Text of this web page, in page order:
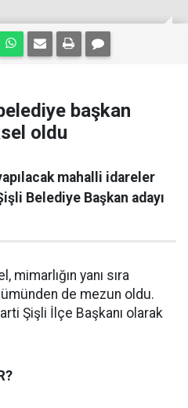
başkan
oldu
mahalli idareler
Belediye Başkan adayı
mimarlığın yanı sıra
de mezun oldu.
Şişli İlçe Başkanı olarak